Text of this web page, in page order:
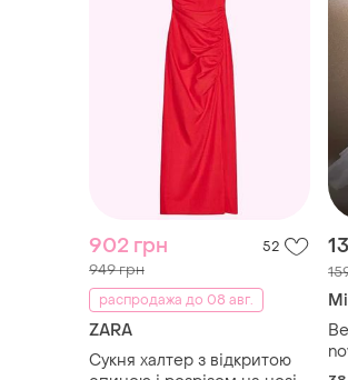
902 грн 52
949 грн
распродажа до 08 авг.
ZARA
Сукня халтер з відкритою